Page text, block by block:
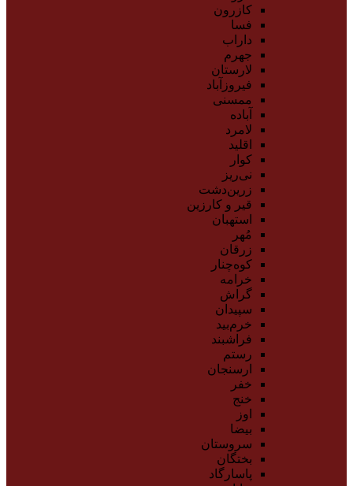
کازرون
فسا
داراب
جهرم
لارستان
فیروزآباد
ممسنی
آباده
لامرد
اقلید
کوار
نی‌ریز
زرین‌دشت
قیر و کارزین
استهبان
مُهر
زرقان
کوه‌چنار
خرامه
گراش
سپیدان
خرم‌بید
فراشبند
رستم
ارسنجان
خفر
خنج
اوز
بیضا
سروستان
بختگان
پاسارگاد